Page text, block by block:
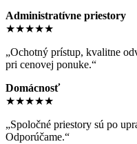
Administratívne priestory
★★★★★
„Ochotný prístup, kvalitne
pri cenovej ponuke.“
Domácnosť
★★★★★
„Spoločné priestory sú po
Odporúčame.“